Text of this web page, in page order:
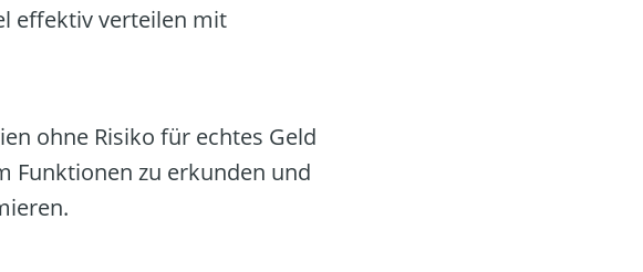
effektiv verteilen mit
ohne Risiko für echtes Geld
Funktionen zu erkunden und